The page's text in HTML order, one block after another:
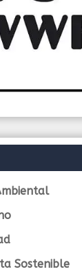
Sostenible